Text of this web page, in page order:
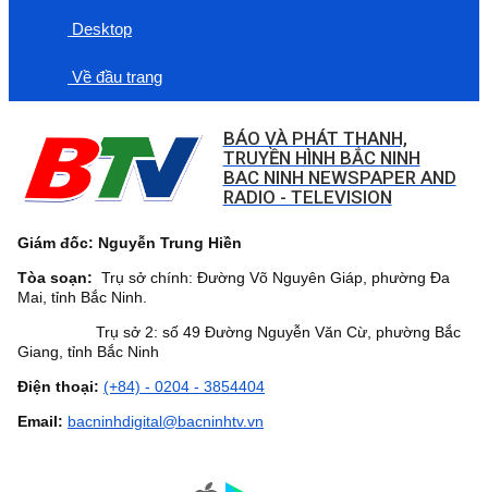
Desktop
Về đầu trang
BÁO VÀ PHÁT THANH,
TRUYỀN HÌNH BẮC NINH
BAC NINH NEWSPAPER AND
RADIO - TELEVISION
Giám đốc: Nguyễn Trung Hiền
Tòa soạn: Trụ sở chính: Đường Võ Nguyên Giáp, phường Đa
Mai, tỉnh Bắc Ninh.
Trụ sở 2: số 49 Đường Nguyễn Văn Cừ, phường Bắc
Giang, tỉnh Bắc Ninh
Điện thoại: (+84) - 0204 - 3854404
Email: bacninhdigital@bacninhtv.vn